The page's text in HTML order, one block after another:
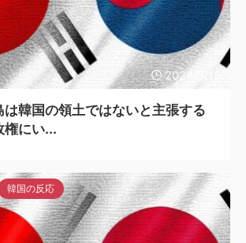
2024/8/15
は韓国の領土ではないと主張する
権にい...
韓国の反応